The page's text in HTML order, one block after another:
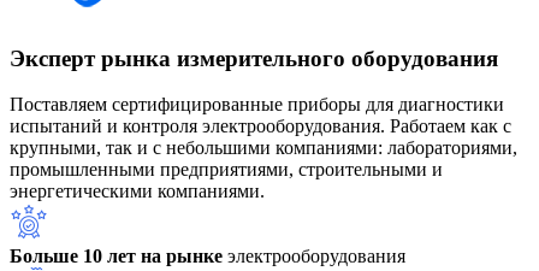
Эксперт рынка измерительного оборудования
Поставляем сертифицированные приборы для диагностики
испытаний и контроля электрооборудования. Работаем как с
крупными, так и с небольшими компаниями: лабораториями,
промышленными предприятиями, строительными и
энергетическими компаниями.
Больше 10 лет на рынке электрооборудования